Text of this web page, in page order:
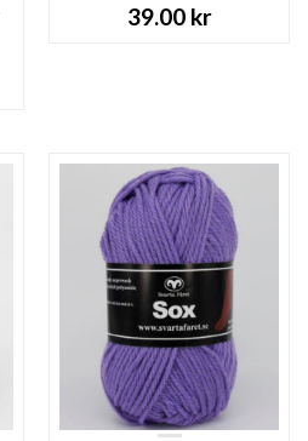
39.00 kr